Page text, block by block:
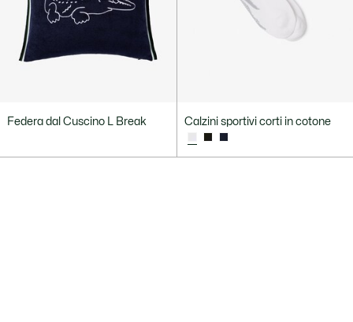
Federa dal Cuscino L Break Calzini sportivi corti in cotone